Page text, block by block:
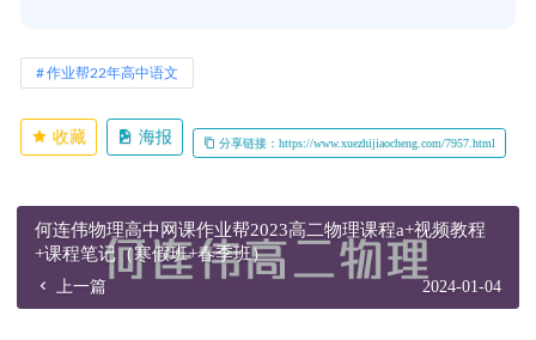
作业帮22年高中语文
收藏 海报 分享链接：https://www.xuezhijiaocheng.com/7957.html
何连伟物理高中网课作业帮2023高二物理课程a+视频教程
+课程笔记（寒假班+春季班）
上一篇 2024-01-04